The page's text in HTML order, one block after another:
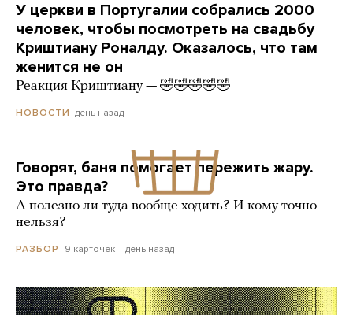
У церкви в Португалии собрались 2000
человек, чтобы посмотреть на свадьбу
Криштиану Роналду. Оказалось, что там
женится не он
Реакция Криштиану — 🤣🤣🤣🤣🤣
НОВОСТИ день назад
Говорят, баня помогает пережить жару.
Это правда?
А полезно ли туда вообще ходить? И кому точно
нельзя?
РАЗБОР 9 карточек день назад